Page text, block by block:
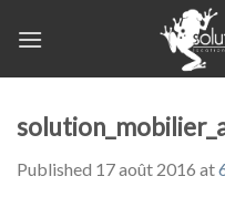
Published 17 août 2016 at